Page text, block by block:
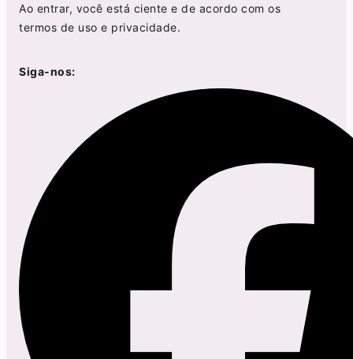
Ao entrar, você está ciente e de acordo com os
termos de uso e privacidade.
Siga-nos: